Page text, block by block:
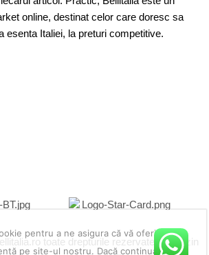
online, destinat celor care doresc sa
esenta Italiei, la preturi competitive.
toate drepturile rezervate. Magazin
pentru a ne asigura că vă oferim cea
pe site-ul nostru. Dacă continuați să